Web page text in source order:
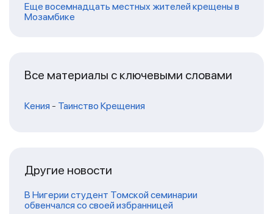
Еще восемнадцать местных жителей крещены в
Мозамбике
Все материалы с ключевыми словами
Кения - Таинство Крещения
Другие новости
В Нигерии студент Томской семинарии
обвенчался со своей избранницей